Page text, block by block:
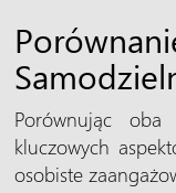
Porównując
kluczowych
osobiste